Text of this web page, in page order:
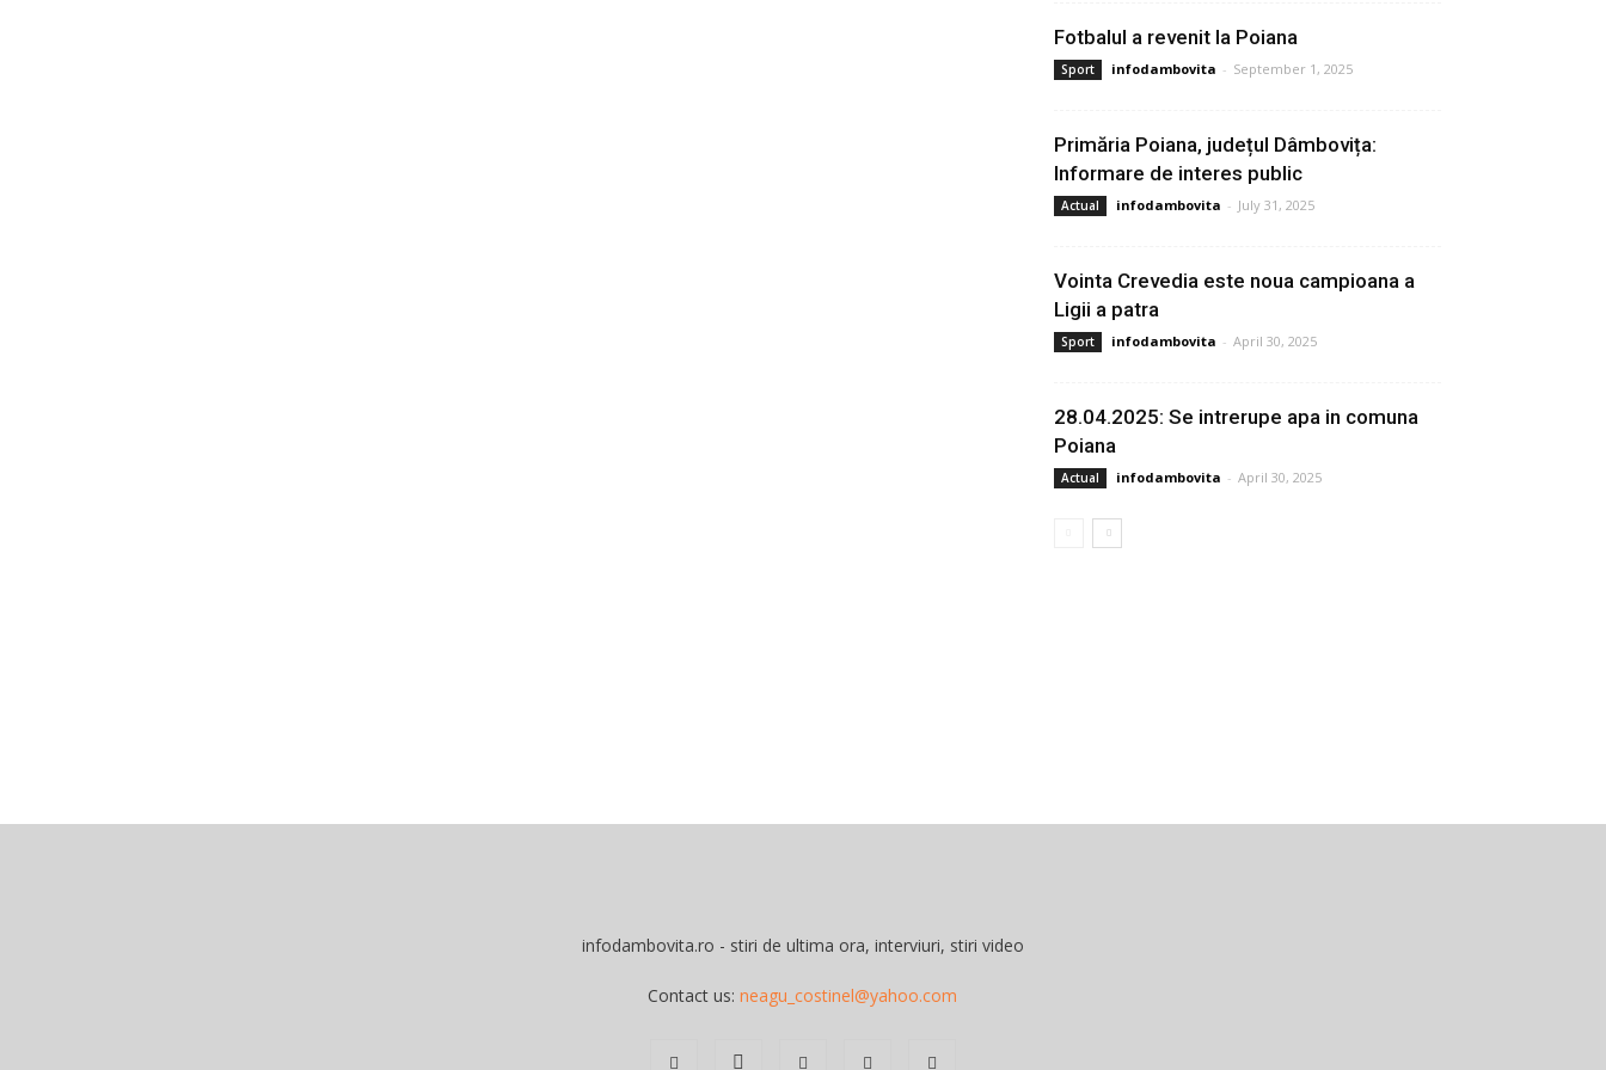
Fotbalul a revenit la Poiana
Sport infodambovita - September 1, 2025
Primăria Poiana, județul Dâmbovița:
Informare de interes public
Actual infodambovita - July 31, 2025
Vointa Crevedia este noua campioana a
Ligii a patra
Sport infodambovita - April 30, 2025
28.04.2025: Se intrerupe apa in comuna
Poiana
Actual infodambovita - April 30, 2025
infodambovita.ro - stiri de ultima ora, interviuri, stiri video
Contact us:neagu_costinel@yahoo.com